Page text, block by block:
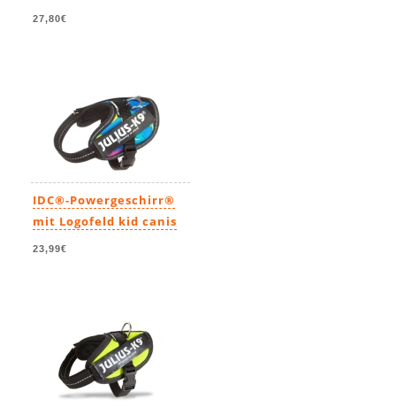
27,80€
IDC®-Powergeschirr®
mit Logofeld kid canis
23,99€